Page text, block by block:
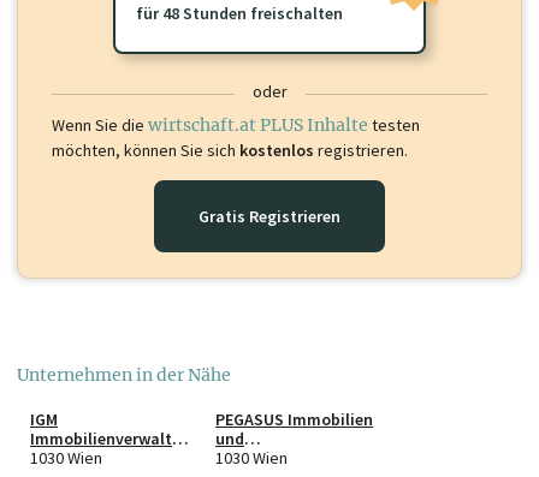
für 48 Stunden freischalten
oder
Wenn Sie die wirtschaft.at PLUS Inhalte testen
möchten, können Sie sich kostenlos registrieren.
Gratis Registrieren
Unternehmen in der Nähe
IGM
Immobilienverwaltu
ng GmbH
1030 Wien
PEGASUS Immobilien
und
Beteiligungsgesellsc
1030 Wien